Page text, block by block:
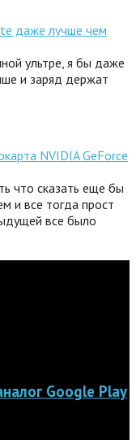
даже лучше чем
ультре, я бы даже
и заряд держат
NVIDIA GeForce
что сказать еще бы
и все тогда прост
все было
Google Play